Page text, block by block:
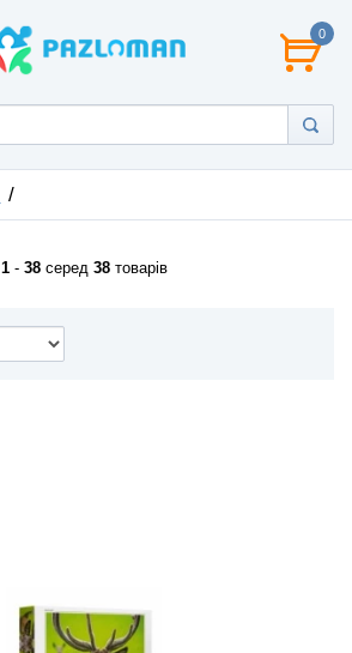
0
1 - 38 серед 38 товарів